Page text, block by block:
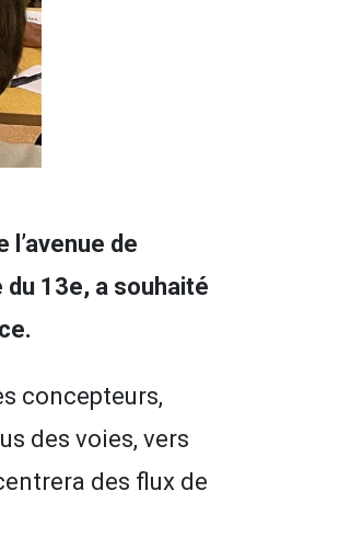
de
du 13e, a souhaité
concepteurs,
des voies, vers
des flux de